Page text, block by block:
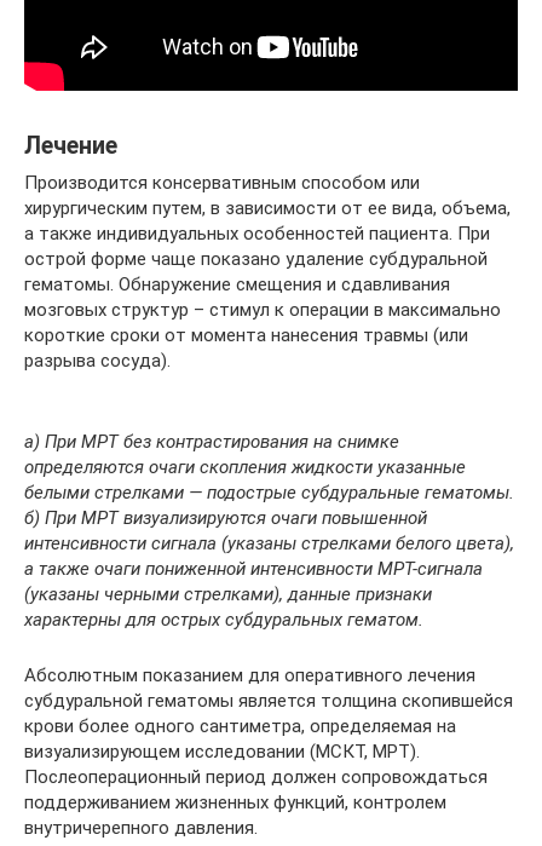
Лечение
Производится консервативным способом или
хирургическим путем, в зависимости от ее вида, объема,
а также индивидуальных особенностей пациента. При
острой форме чаще показано удаление субдуральной
гематомы. Обнаружение смещения и сдавливания
мозговых структур – стимул к операции в максимально
короткие сроки от момента нанесения травмы (или
разрыва сосуда).
а) При МРТ без контрастирования на снимке
определяются очаги скопления жидкости указанные
белыми стрелками — подострые субдуральные гематомы.
б) При МРТ визуализируются очаги повышенной
интенсивности сигнала (указаны стрелками белого цвета),
а также очаги пониженной интенсивности МРТ-сигнала
(указаны черными стрелками), данные признаки
характерны для острых субдуральных гематом.
Абсолютным показанием для оперативного лечения
субдуральной гематомы является толщина скопившейся
крови более одного сантиметра, определяемая на
визуализирующем исследовании (МСКТ, МРТ).
Послеоперационный период должен сопровождаться
поддерживанием жизненных функций, контролем
внутричерепного давления.